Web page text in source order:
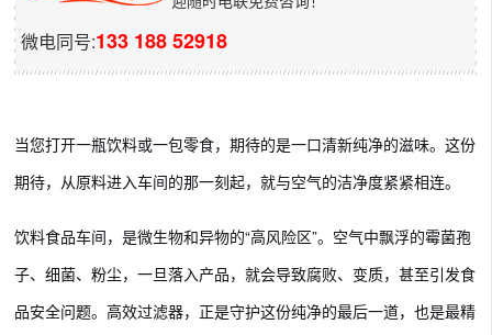
微电同号:133 188 52918
当您打开一瓶饮料或一包零食，期待的是一口清新纯净的滋味。这份
期待，从原料进入车间的那一刻起，就与空气的洁净度紧紧相连。
饮料食品车间，是微生物和异物的“高风险区”。空气中飘浮的霉菌孢
子、细菌、粉尘，一旦落入产品，就会导致腐败、变质，甚至引发食
品安全问题。高效过滤器，正是守护这份纯净的最后一道，也是最精